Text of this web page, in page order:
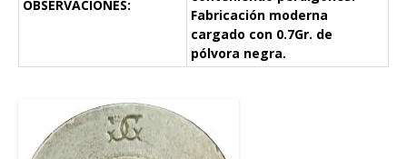
OBSERVACIONES:
Fabricación moderna
cargado con 0.7Gr. de
pólvora negra.